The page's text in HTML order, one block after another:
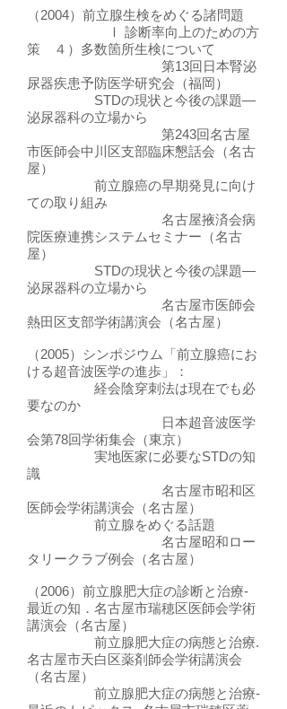
（2004）前立腺生検をめぐる諸問題
Ⅰ 診断率向上のための方
策 ４）多数箇所生検について
第13回日本腎泌
尿器疾患予防医学研究会（福岡）
STDの現状と今後の課題―
泌尿器科の立場から
第243回名古屋
市医師会中川区支部臨床懇話会（名古
屋）
前立腺癌の早期発見に向け
ての取り組み
名古屋掖済会病
院医療連携システムセミナー（名古
屋）
STDの現状と今後の課題―
泌尿器科の立場から
名古屋市医師会
熱田区支部学術講演会（名古屋）
（2005）シンポジウム「前立腺癌にお
ける超音波医学の進歩」：
経会陰穿刺法は現在でも必
要なのか
日本超音波医学
会第78回学術集会（東京）
実地医家に必要なSTDの知
識
名古屋市昭和区
医師会学術講演会（名古屋）
前立腺をめぐる話題
名古屋昭和ロー
タリークラブ例会（名古屋）
（2006）前立腺肥大症の診断と治療-
最近の知．名古屋市瑞穂区医師会学術
講演会（名古屋）
前立腺肥大症の病態と治療.
名古屋市天白区薬剤師会学術講演会
（名古屋）
前立腺肥大症の病態と治療-